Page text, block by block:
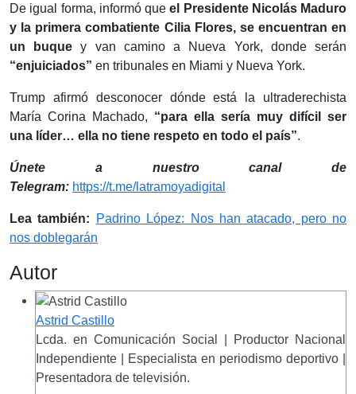
De igual forma, informó queel Presidente Nicolás Maduro
y la primera combatiente Cilia Flores, se encuentran en
un buque y van camino a Nueva York, donde serán
“enjuiciados” en tribunales en Miami y Nueva York.
Trump afirmó desconocer dónde está la ultraderechista
María Corina Machado, “para ella sería muy difícil ser
una líder… ella no tiene respeto en todo el país”.
Únete a nuestro canal de
Telegram: https://t.me/latramoyadigital
Lea también:
Padrino López: Nos han atacado, pero no
nos doblegarán
Autor
Astrid Castillo
Lcda. en Comunicación Social | Productor Nacional
Independiente | Especialista en periodismo deportivo |
Presentadora de televisión.